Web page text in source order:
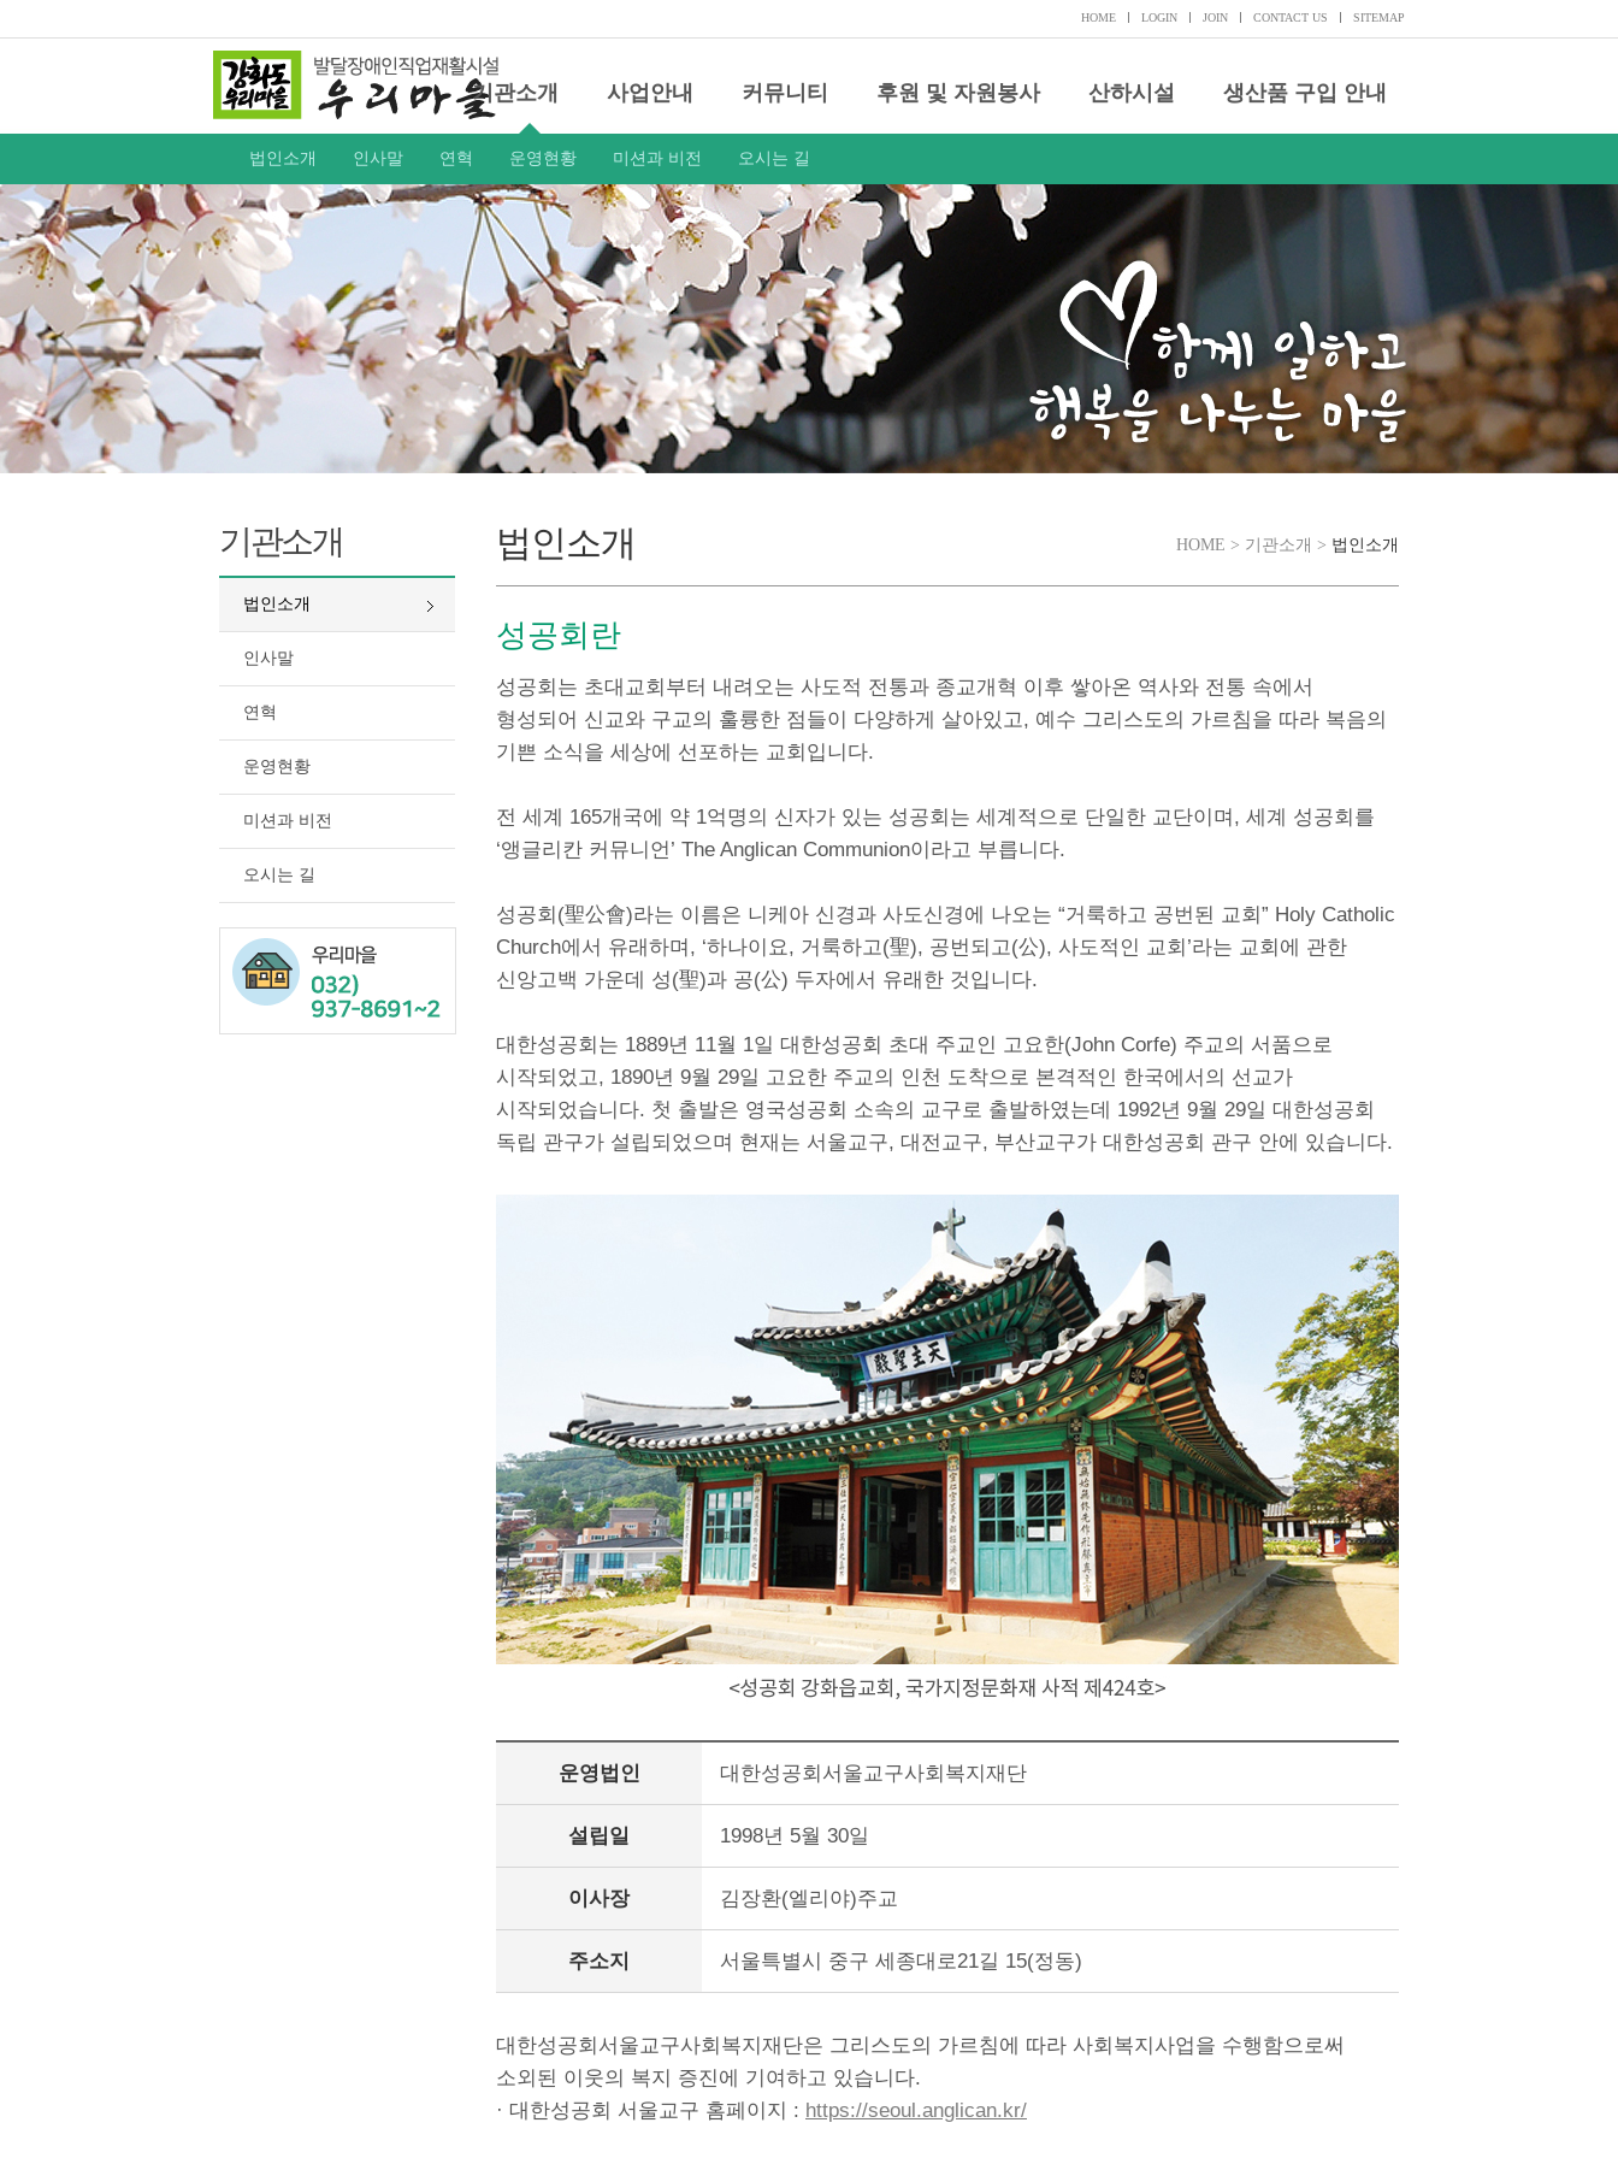
HOME LOGIN JOIN CONTACT US SITEMAP
기관소개 사업안내 커뮤니티 후원 및 자원봉사 산하시설 생산품 구입 안내
법인소개 인사말 연혁 운영현황 미션과 비전 오시는 길
기관소개
법인소개
인사말
연혁
운영현황
미션과 비전
오시는 길
법인소개 HOME > 기관소개 > 법인소개
성공회란
성공회는 초대교회부터 내려오는 사도적 전통과 종교개혁 이후 쌓아온 역사와 전통 속에서
형성되어 신교와 구교의 훌륭한 점들이 다양하게 살아있고, 예수 그리스도의 가르침을 따라 복음의
기쁜 소식을 세상에 선포하는 교회입니다.
전 세계 165개국에 약 1억명의 신자가 있는 성공회는 세계적으로 단일한 교단이며, 세계 성공회를
‘앵글리칸 커뮤니언’ The Anglican Communion이라고 부릅니다.
성공회(聖公會)라는 이름은 니케아 신경과 사도신경에 나오는 “거룩하고 공번된 교회” Holy Catholic
Church에서 유래하며, ‘하나이요, 거룩하고(聖), 공번되고(公), 사도적인 교회’라는 교회에 관한
신앙고백 가운데 성(聖)과 공(公) 두자에서 유래한 것입니다.
대한성공회는 1889년 11월 1일 대한성공회 초대 주교인 고요한(John Corfe) 주교의 서품으로
시작되었고, 1890년 9월 29일 고요한 주교의 인천 도착으로 본격적인 한국에서의 선교가
시작되었습니다. 첫 출발은 영국성공회 소속의 교구로 출발하였는데 1992년 9월 29일 대한성공회
독립 관구가 설립되었으며 현재는 서울교구, 대전교구, 부산교구가 대한성공회 관구 안에 있습니다.
운영법인 대한성공회서울교구사회복지재단
설립일 1998년 5월 30일
이사장 김장환(엘리야)주교
주소지 서울특별시 중구 세종대로21길 15(정동)
대한성공회서울교구사회복지재단은 그리스도의 가르침에 따라 사회복지사업을 수행함으로써
소외된 이웃의 복지 증진에 기여하고 있습니다.
· 대한성공회 서울교구 홈페이지 : https://seoul.anglican.kr/